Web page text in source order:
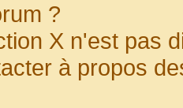
?
X n'est pas
à propos